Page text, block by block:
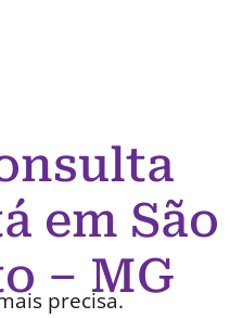
em São
– MG
precisa.